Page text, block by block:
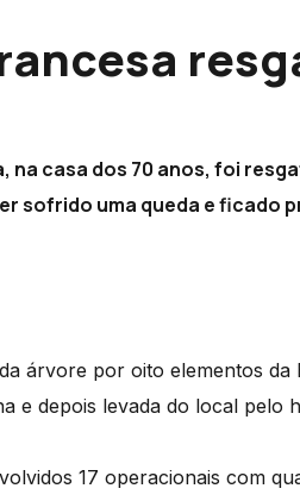
na casa dos 70 anos, foi
sofrido uma queda e ficado
árvore por oito elementos da
e depois levada do local pelo
17 operacionais com